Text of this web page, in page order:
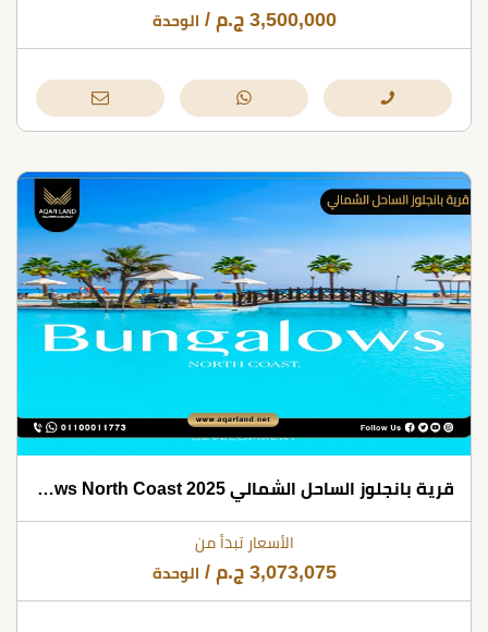
3,500,000 ج.م / الوحدة
قرية بانجلوز الساحل الشمالي 2025 Bungalows North Coast
الأسعار تبدأ من
3,073,075 ج.م / الوحدة